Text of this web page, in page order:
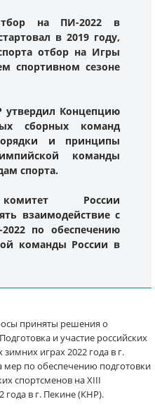
на ПИ-2022 в
в 2019 году,
отбор на Игры
спортивном сезоне
Концепцию
сборных команд
и принципы
команды
спорта.
России
взаимодействие с
по обеспечению
команды России в
приняты решения о
и участие российских
играх 2022 года в г.
мер по обеспечению подготовки
спортсменов на XIII
года в г. Пекине (КНР).